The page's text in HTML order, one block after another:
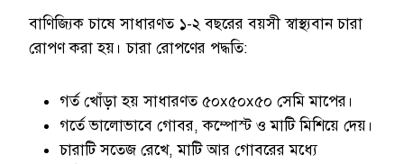
বাণিজ্যিক চাষে সাধারণত ১-২ বছরের বয়সী স্বাস্থ্যবান চারা
রোপণ করা হয়। চারা রোপণের পদ্ধতি:
গর্ত খোঁড়া হয় সাধারণত ৫০x৫০x৫০ সেমি মাপের।
গর্তে ভালোভাবে গোবর, কম্পোস্ট ও মাটি মিশিয়ে দেয়।
চারাটি সতেজ রেখে, মাটি আর গোবরের মধ্যে